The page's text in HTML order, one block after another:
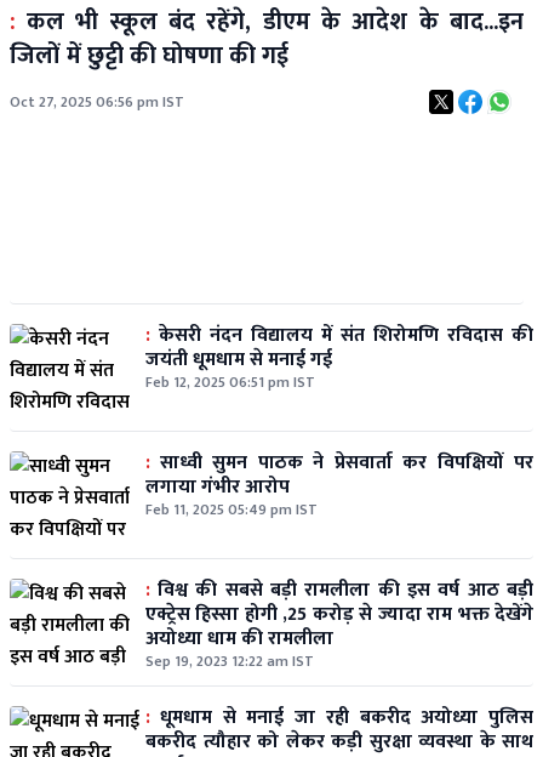
: कल भी स्कूल बंद रहेंगे, डीएम के आदेश के बाद...इन
जिलों में छुट्टी की घोषणा की गई
Oct 27, 2025 06:56 pm IST
: केसरी नंदन विद्यालय में संत शिरोमणि रविदास की
जयंती धूमधाम से मनाई गई
Feb 12, 2025 06:51 pm IST
: साध्वी सुमन पाठक ने प्रेसवार्ता कर विपक्षियों पर
लगाया गंभीर आरोप
Feb 11, 2025 05:49 pm IST
: विश्व की सबसे बड़ी रामलीला की इस वर्ष आठ बड़ी
एक्ट्रेस हिस्सा होगी ,25 करोड़ से ज्यादा राम भक्त देखेंगे
अयोध्या धाम की रामलीला
Sep 19, 2023 12:22 am IST
: धूमधाम से मनाई जा रही बकरीद अयोध्या पुलिस
बकरीद त्यौहार को लेकर कड़ी सुरक्षा व्यवस्था के साथ